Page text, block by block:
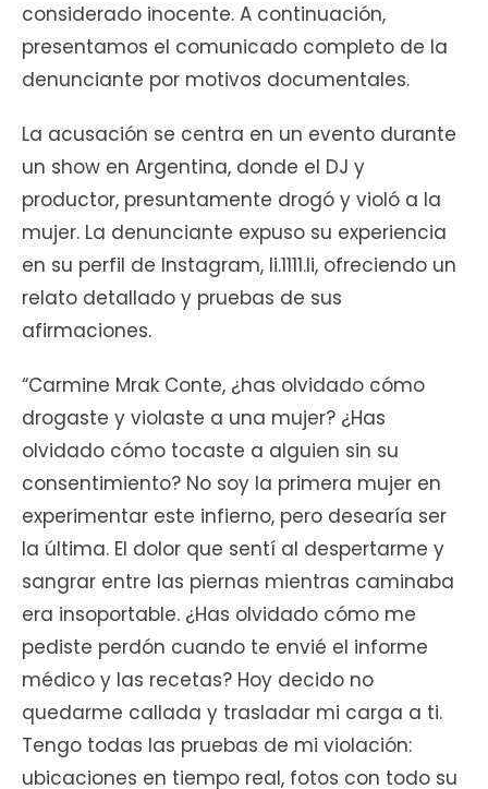
considerado inocente. A continuación,
presentamos el comunicado completo de la
denunciante por motivos documentales.
La acusación se centra en un evento durante
un show en Argentina, donde el DJ y
productor, presuntamente drogó y violó a la
mujer. La denunciante expuso su experiencia
en su perfil de Instagram, li.1111.li, ofreciendo un
relato detallado y pruebas de sus
afirmaciones.
“Carmine Mrak Conte, ¿has olvidado cómo
drogaste y violaste a una mujer? ¿Has
olvidado cómo tocaste a alguien sin su
consentimiento? No soy la primera mujer en
experimentar este infierno, pero desearía ser
la última. El dolor que sentí al despertarme y
sangrar entre las piernas mientras caminaba
era insoportable. ¿Has olvidado cómo me
pediste perdón cuando te envié el informe
médico y las recetas? Hoy decido no
quedarme callada y trasladar mi carga a ti.
Tengo todas las pruebas de mi violación:
ubicaciones en tiempo real, fotos con todo su